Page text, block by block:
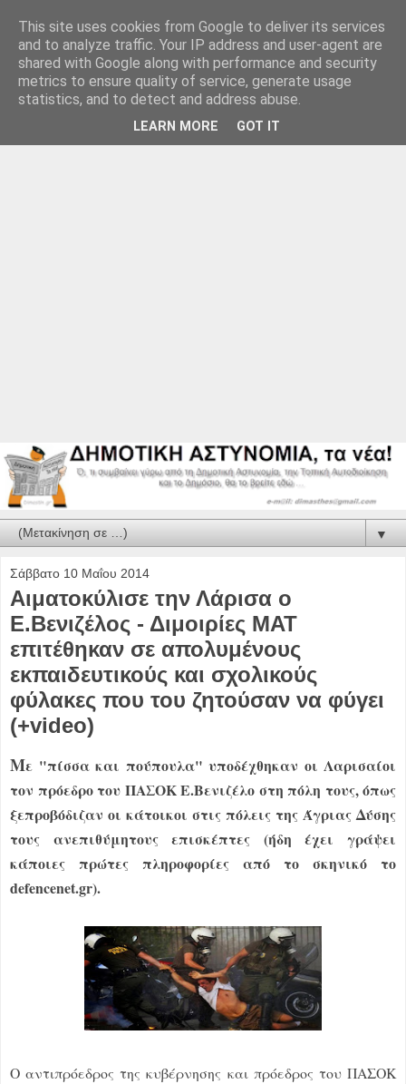
▼
Σάββατο 10 Μαΐου 2014
Αιματοκύλισε την Λάρισα ο
Ε.Βενιζέλος - Διμοιρίες ΜΑΤ
επιτέθηκαν σε απολυμένους
εκπαιδευτικούς και σχολικούς
φύλακες που του ζητούσαν να φύγει
(+video)
Με "πίσσα και πούπουλα" υποδέχθηκαν οι Λαρισαίοι
τον πρόεδρο του ΠΑΣΟΚ Ε.Βενιζέλο στη πόλη τους, όπως
ξεπροβόδιζαν οι κάτοικοι στις πόλεις της Άγριας Δύσης
τους ανεπιθύμητους επισκέπτες (ήδη έχει γράψει
κάποιες πρώτες πληροφορίες από το σκηνικό το
defencenet.gr).
Ο αντιπρόεδρος της κυβέρνησης και πρόεδρος του ΠΑΣΟΚ
This site uses cookies from Google to deliver its services
and to analyze traffic. Your IP address and user-agent are
shared with Google along with performance and security
metrics to ensure quality of service, generate usage
statistics, and to detect and address abuse.
LEARN MORE GOT IT